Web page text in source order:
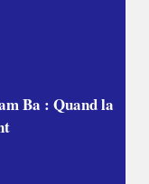
Ba : Quand la